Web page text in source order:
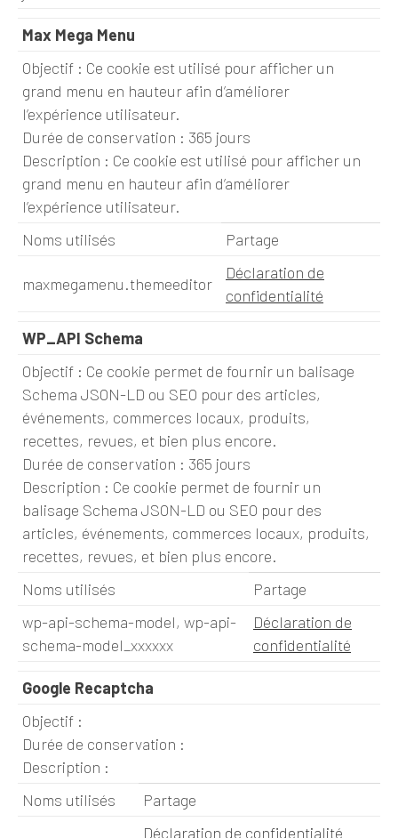
Max Mega Menu
Objectif : Ce cookie est utilisé pour afficher un
grand menu en hauteur afin d’améliorer
l’expérience utilisateur.
Durée de conservation : 365 jours
Description : Ce cookie est utilisé pour afficher un
grand menu en hauteur afin d’améliorer
l’expérience utilisateur.
Noms utilisés
Partage
maxmegamenu.themeeditor
Déclaration de
confidentialité
WP_API Schema
Objectif : Ce cookie permet de fournir un balisage
Schema JSON-LD ou SEO pour des articles,
événements, commerces locaux, produits,
recettes, revues, et bien plus encore.
Durée de conservation : 365 jours
Description : Ce cookie permet de fournir un
balisage Schema JSON-LD ou SEO pour des
articles, événements, commerces locaux, produits,
recettes, revues, et bien plus encore.
Noms utilisés
Partage
wp-api-schema-model, wp-api-
schema-model_xxxxxx
Déclaration de
confidentialité
Google Recaptcha
Objectif :
Durée de conservation :
Description :
Noms utilisés
Partage
Déclaration de confidentialité